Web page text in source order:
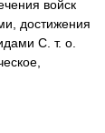
войск
достижения
С. т. о.